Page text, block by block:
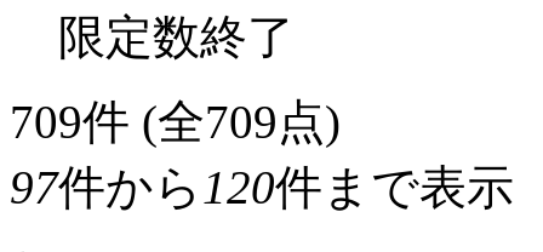
限定数終了
709件 (全709点)
97件から 120件まで表示